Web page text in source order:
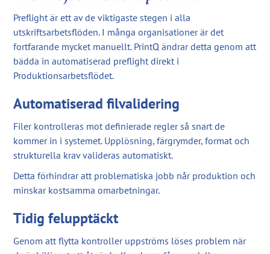
Preflight är ett av de viktigaste stegen i alla
utskriftsarbetsflöden. I många organisationer är det
fortfarande mycket manuellt. PrintQ ändrar detta genom att
bädda in automatiserad preflight direkt i
Produktionsarbetsflödet.
Automatiserad filvalidering
Filer kontrolleras mot definierade regler så snart de
kommer in i systemet. Upplösning, färgrymder, format och
strukturella krav valideras automatiskt.
Detta förhindrar att problematiska jobb når produktion och
minskar kostsamma omarbetningar.
Tidig felupptäckt
Genom att flytta kontroller uppströms löses problem när